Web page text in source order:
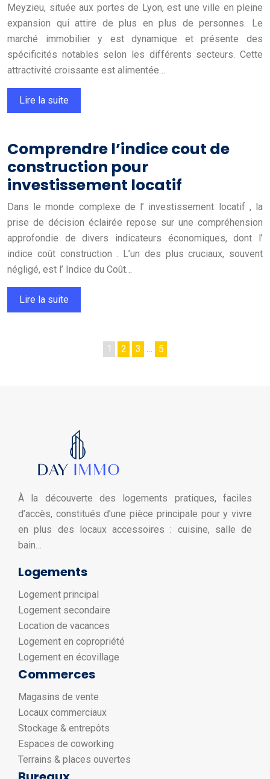
Meyzieu, située aux portes de Lyon, est une ville en pleine
expansion qui attire de plus en plus de personnes. Le
marché immobilier y est dynamique et présente des
spécificités notables selon les différents secteurs. Cette
attractivité croissante est alimentée…
Lire la suite
Comprendre l’indice cout de
construction pour
investissement locatif
Dans le monde complexe de l’ investissement locatif , la
prise de décision éclairée repose sur une compréhension
approfondie de divers indicateurs économiques, dont l’
indice coût construction . L’un des plus cruciaux, souvent
négligé, est l’ Indice du Coût…
Lire la suite
1 2 3 … 5
À la découverte des logements pratiques, faciles
d’accès, constitués d’une pièce principale pour y vivre
en plus des locaux accessoires : cuisine, salle de
bain…
Logements
Logement principal
Logement secondaire
Location de vacances
Logement en copropriété
Logement en écovillage
Commerces
Magasins de vente
Locaux commerciaux
Stockage & entrepôts
Espaces de coworking
Terrains & places ouvertes